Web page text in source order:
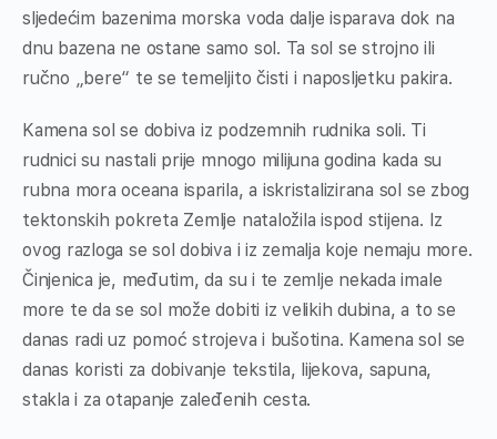
sljedećim bazenima morska voda dalje isparava dok na
dnu bazena ne ostane samo sol. Ta sol se strojno ili
ručno „bere“ te se temeljito čisti i naposljetku pakira.
Kamena sol se dobiva iz podzemnih rudnika soli. Ti
rudnici su nastali prije mnogo milijuna godina kada su
rubna mora oceana isparila, a iskristalizirana sol se zbog
tektonskih pokreta Zemlje nataložila ispod stijena. Iz
ovog razloga se sol dobiva i iz zemalja koje nemaju more.
Činjenica je, međutim, da su i te zemlje nekada imale
more te da se sol može dobiti iz velikih dubina, a to se
danas radi uz pomoć strojeva i bušotina. Kamena sol se
danas koristi za dobivanje tekstila, lijekova, sapuna,
stakla i za otapanje zaleđenih cesta.